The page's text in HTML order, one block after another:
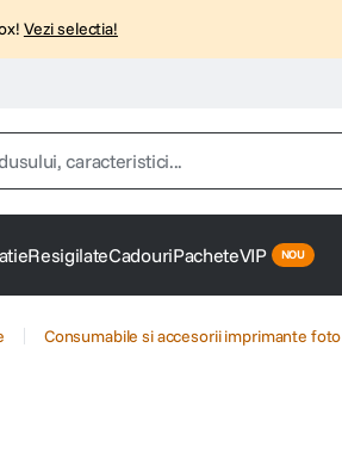
Vezi selectia!
caracteristici...
ResigilateCadouriPacheteVIP
Consumabile si accesorii imprimante foto